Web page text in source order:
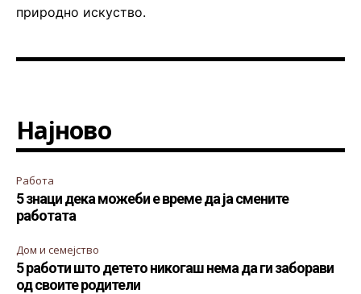
природно искуство.
Најново
Работа
5 знаци дека можеби е време да ја смените
работата
Дом и семејство
5 работи што детето никогаш нема да ги заборави
од своите родители